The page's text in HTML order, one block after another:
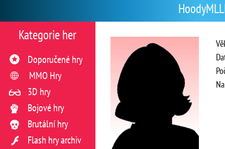
Kategorie her
Doporučené hry
MMO Hry
3D hry
Bojové hry
Brutální hry
Flash hry archiv